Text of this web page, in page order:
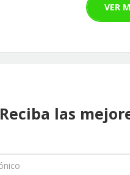
VER
Reciba las